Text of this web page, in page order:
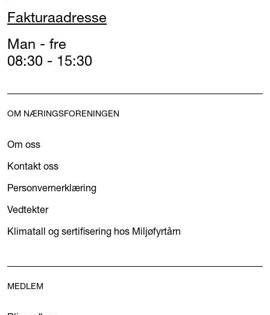
Fakturaadresse
Man - fre
08:30 - 15:30
OM NÆRINGSFORENINGEN
Om oss
Kontakt oss
Personvernerklæring
Vedtekter
Klimatall og sertifisering hos Miljøfyrtårn
MEDLEM